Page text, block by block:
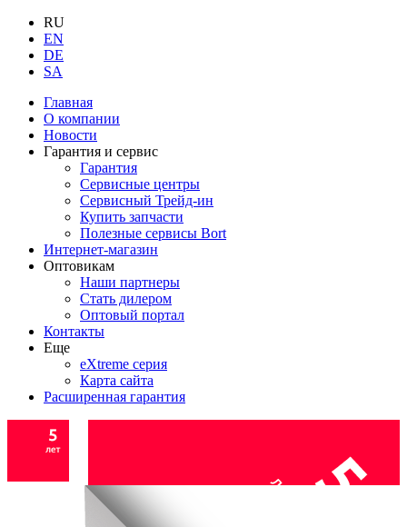
RU
EN
DE
SA
Главная
О компании
Новости
Гарантия и сервис
Гарантия
Сервисные центры
Сервисный Трейд-ин
Купить запчасти
Полезные сервисы Bort
Интернет-магазин
Оптовикам
Наши партнеры
Стать дилером
Оптовый портал
Контакты
Еще
eXtreme серия
Карта сайта
Расширенная гарантия